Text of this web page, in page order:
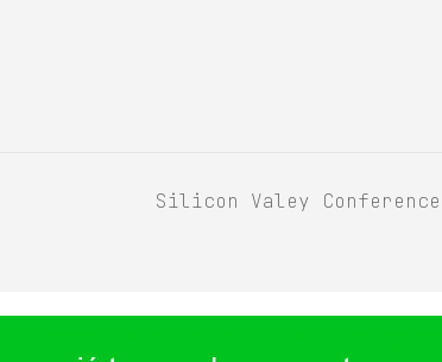
Silicon Valey Conference